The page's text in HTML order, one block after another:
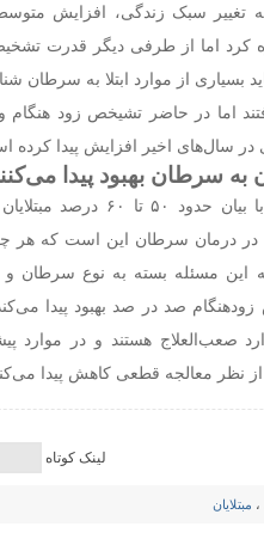
تغییر سبک زندگی، افزایش
اما از طرفی دیگر قدرت
بسیاری از موارد ابتلا به سرطان
اما در حاضر تشیخص زود
در سال‌های اخیر افزایش پیدا کرده
رئیس انجمن رادیو آنکولوژی ایران
در درمان سرطان این است که
این مسئله بسته به نوع
صد در صد بهبود پیدا
صعب‌العلاج هستند و در موارد
لینک کوتاه
، مبتلایان